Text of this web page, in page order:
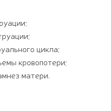
цикла;
кровопотери;
матери.